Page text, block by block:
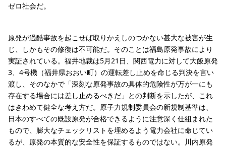
ゼロ社会だ。
原発が過酷事故を起こせば取りかえしのつかない甚大な被害が生
じ、しかもその修復は不可能だ。そのことは福島原発事故により
実証されている。福井地裁は5月21日、関西電力に対して大飯原発
3、4号機（福井県おおい町）の運転差し止めを命じる判決を言い
渡し、そのなかで「深刻な原発事故の具体的危険性が万が一にも
存在する場合には差し止めるべきだ」との判断を示したが、これ
はきわめて健全な考え方だ。原子力規制委員会の新規制基準は、
日本のすべての既設原発が合格できるように注意深く仕組まれた
もので、膨大なチェックリストを埋めるよう電力会社に命じてい
るが、原発の本質的な安全性を保証するものではない。川内原発